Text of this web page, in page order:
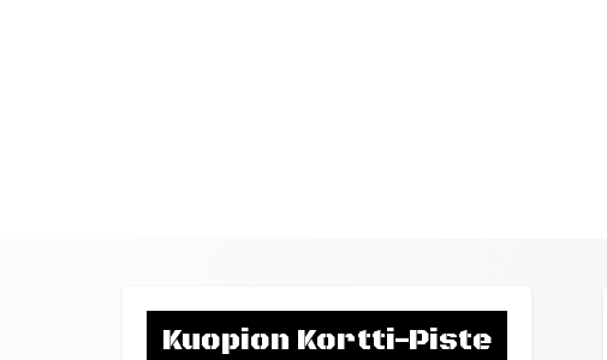
Kuopion Kortti-Piste